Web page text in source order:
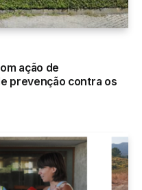
ação de
prevenção contra os